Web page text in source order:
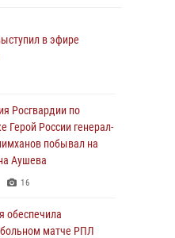
в эфире
Росгвардии по
Герой России генерал-
побывал на
Аушева
16
обеспечила
матче РПЛ